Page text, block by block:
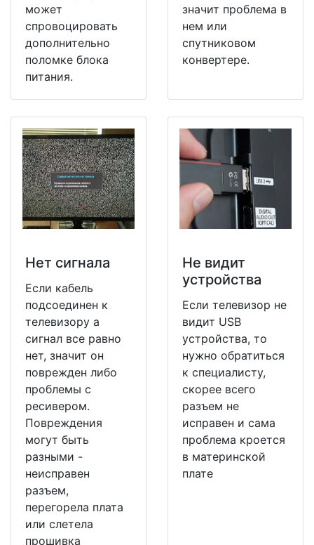
может
спровоцировать
дополнительно
поломке блока
питания.
значит проблема в
нем или
спутниковом
конвертере.
Нет сигнала
Если кабель
подсоединен к
телевизору а
сигнал все равно
нет, значит он
поврежден либо
проблемы с
ресивером.
Повреждения
могут быть
разными -
неисправен
разъем,
перегорела плата
или слетела
прошивка
Не видит
устройства
Если телевизор не
видит USB
устройства, то
нужно обратиться
к специалисту,
скорее всего
разъем не
исправен и сама
проблема кроется
в материнской
плате